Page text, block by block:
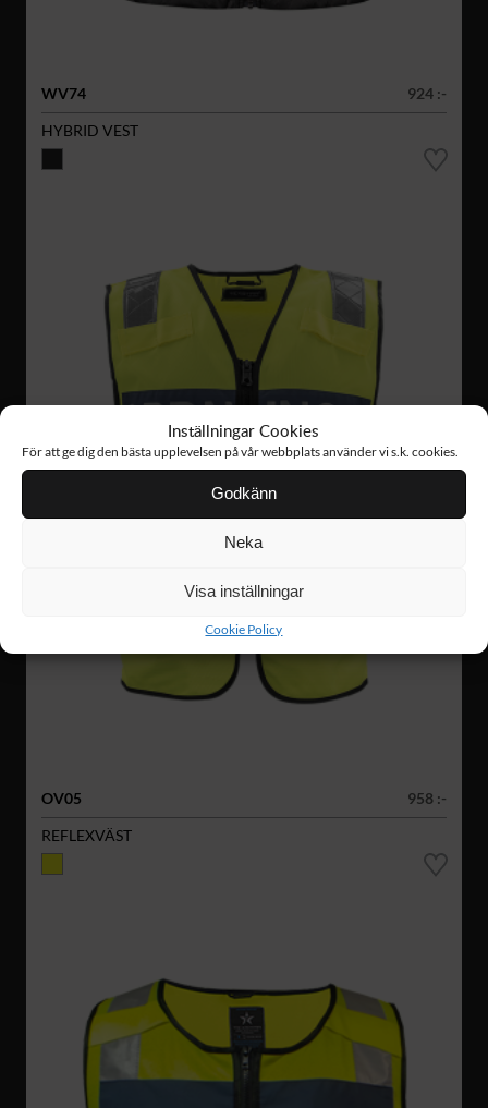
Inställningar Cookies
För att ge dig den bästa upplevelsen på vår webbplats använder vi s.k. cookies.
Godkänn
Neka
Visa inställningar
Cookie Policy
WV74
924 :-
HYBRID VEST
OV05
958 :-
REFLEXVÄST